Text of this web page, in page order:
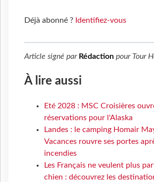
Déjà abonné ? Identifiez-vous
Article signé par Rédaction pour Tour
À lire aussi
Eté 2028 : MSC Croisières
réservations pour l'Alaska
Landes : le camping Homair
Vacances rouvre ses portes
incendies
Les Français ne veulent plus
chien : découvrez les